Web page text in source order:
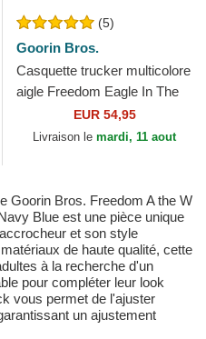
(5)
Goorin Bros.
Casquette trucker multicolore
aigle Freedom Eagle In The
Element The Farm Goorin
Bros.
EUR 54,95
Livraison le mardi, 11 aout
Goorin Bros. Freedom A the W
Blue est une pièce unique
et son style
de haute qualité, cette
à la recherche d'un
pour compléter leur look
vous permet de l'ajuster
un ajustement